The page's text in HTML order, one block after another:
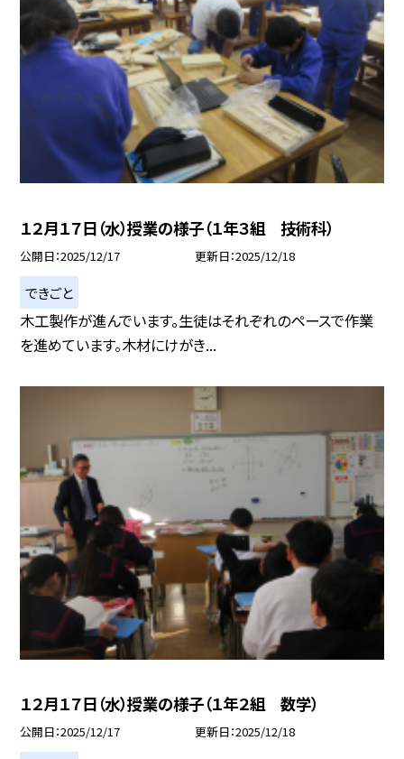
１２月１７日（水）授業の様子（１年３組 技術科）
公開日 2025/12/17 更新日 2025/12/18
できごと
木工製作が進んでいます。生徒はそれぞれのペースで作業
を進めています。木材にけがき...
１２月１７日（水）授業の様子（１年２組 数学）
公開日 2025/12/17 更新日 2025/12/18